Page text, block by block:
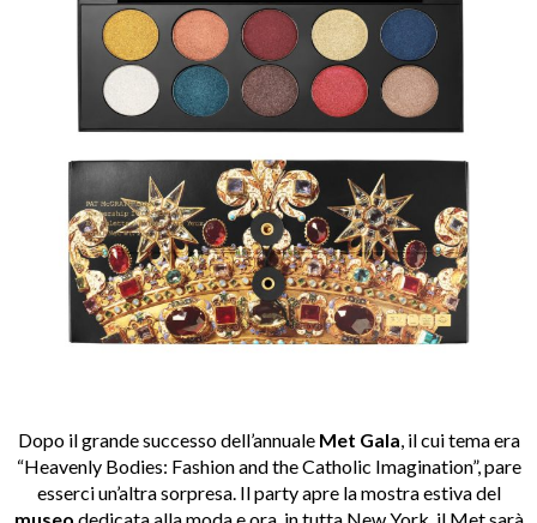
Dopo il grande successo dell’annuale Met Gala , il cui tema era
“Heavenly Bodies: Fashion and the Catholic Imagination”, pare
esserci un’altra sorpresa. Il party apre la mostra estiva del
museo dedicata alla moda e ora, in tutta New York, il Met sarà